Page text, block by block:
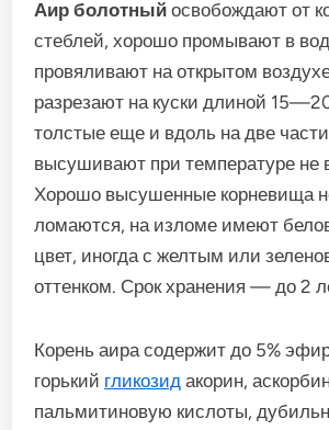
Аир болотный освобождают от
стеблей, хорошо промывают в
провяливают на открытом
разрезают на куски длиной
толстые еще и вдоль на две
высушивают при температуре не
Хорошо высушенные корневища
ломаются, на изломе имеют
цвет, иногда с желтым или
оттенком. Срок хранения — до 2
Корень аира содержит до 5%
горький гликозид акорин,
пальмитиновую кислоты,